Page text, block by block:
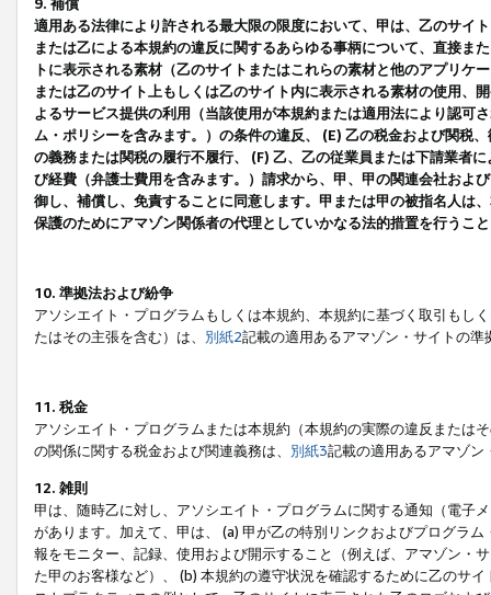
9. 補償
適用ある法律により許される最大限の限度において、甲は、乙のサイ
または乙による本規約の違反に関するあらゆる事柄について、直接ま
トに表示される素材（乙のサイトまたはこれらの素材と他のアプリ
または乙のサイト上もしくは乙のサイト内に表示される素材の使用、
よるサービス提供の利用（当該使用が本規約または適用法により認可
ム・ポリシーを含みます。）の条件の違反、 (E) 乙の税金および関税
の義務または関税の履行不履行、 (F) 乙、乙の従業員または下請業者
び経費（弁護士費用を含みます。）請求から、甲、甲の関連会社およ
御し、補償し、免責することに同意します。甲または甲の被指名人は
保護のためにアマゾン関係者の代理としていかなる法的措置を行うこ
10. 準拠法および紛争
アソシエイト・プログラムもしくは本規約、本規約に基づく取引もし
たはその主張を含む）は、 別紙2記載の適用あるアマゾン・サイトの
11. 税金
アソシエイト・プログラムまたは本規約（本規約の実際の違反または
の関係に関する税金および関連義務は、 別紙3記載の適用あるアマゾン
12. 雑則
甲は、随時乙に対し、アソシエイト・プログラムに関する通知（電子
があります。加えて、甲は、 (a) 甲が乙の特別リンクおよびプログラ
報をモニター、記録、使用および開示すること（例えば、アマゾン・
た甲のお客様など）、 (b) 本規約の遵守状況を確認するために乙のサ